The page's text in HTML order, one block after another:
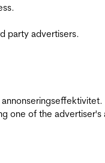
party advertisers.
annonseringseffektivitet.
of the